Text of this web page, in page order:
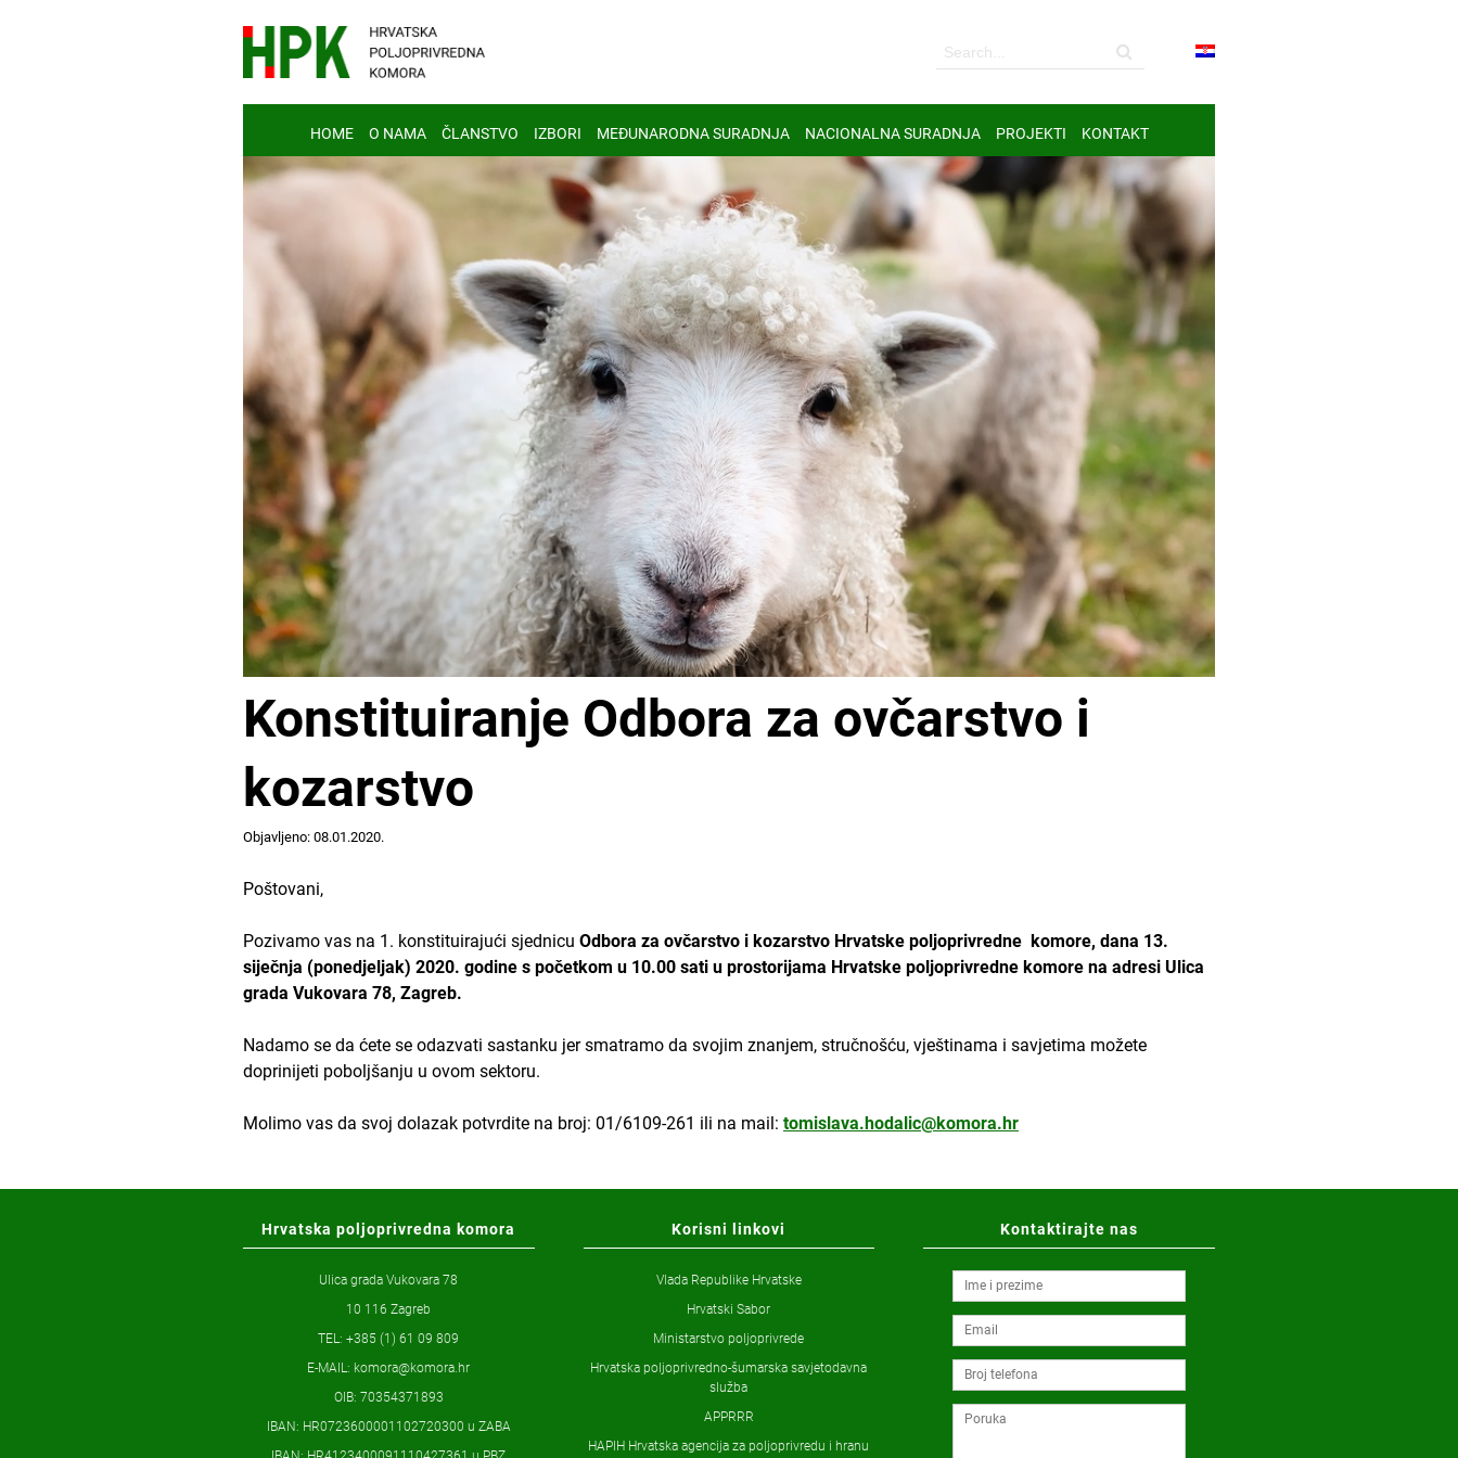
HOME O NAMA ČLANSTVO IZBORI MEĐUNARODNA SURADNJA NACIONALNA SURADNJA PROJEKTI KONTAKT
Konstituiranje Odbora za ovčarstvo i
kozarstvo
Objavljeno: 08.01.2020.
Poštovani,
Pozivamo vas na 1. konstituirajući sjednicu Odbora za ovčarstvo i kozarstvo Hrvatske poljoprivredne komore, dana 13.
siječnja (ponedjeljak) 2020. godine s početkom u 10.00 sati u prostorijama Hrvatske poljoprivredne komore na adresi Ulica
grada Vukovara 78, Zagreb.
Nadamo se da ćete se odazvati sastanku jer smatramo da svojim znanjem, stručnošću, vještinama i savjetima možete
doprinijeti poboljšanju u ovom sektoru.
Molimo vas da svoj dolazak potvrdite na broj: 01/6109-261 ili na mail: tomislava.hodalic@komora.hr
Hrvatska poljoprivredna komora
Ulica grada Vukovara 78
10 116 Zagreb
TEL: +385 (1) 61 09 809
E-MAIL: komora@komora.hr
OIB: 70354371893
IBAN: HR0723600001102720300 u ZABA
Korisni linkovi
Vlada Republike Hrvatske
Hrvatski Sabor
Ministarstvo poljoprivrede
Hrvatska poljoprivredno-šumarska savjetodavna
služba
APPRRR
HAPIH Hrvatska agencija za poljoprivredu i hranu
Kontaktirajte nas